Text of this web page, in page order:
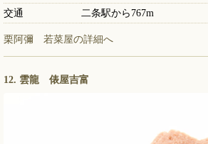
交通
二条駅から767m
栗阿彌 若菜屋の詳細へ
12. 雲龍 俵屋吉富